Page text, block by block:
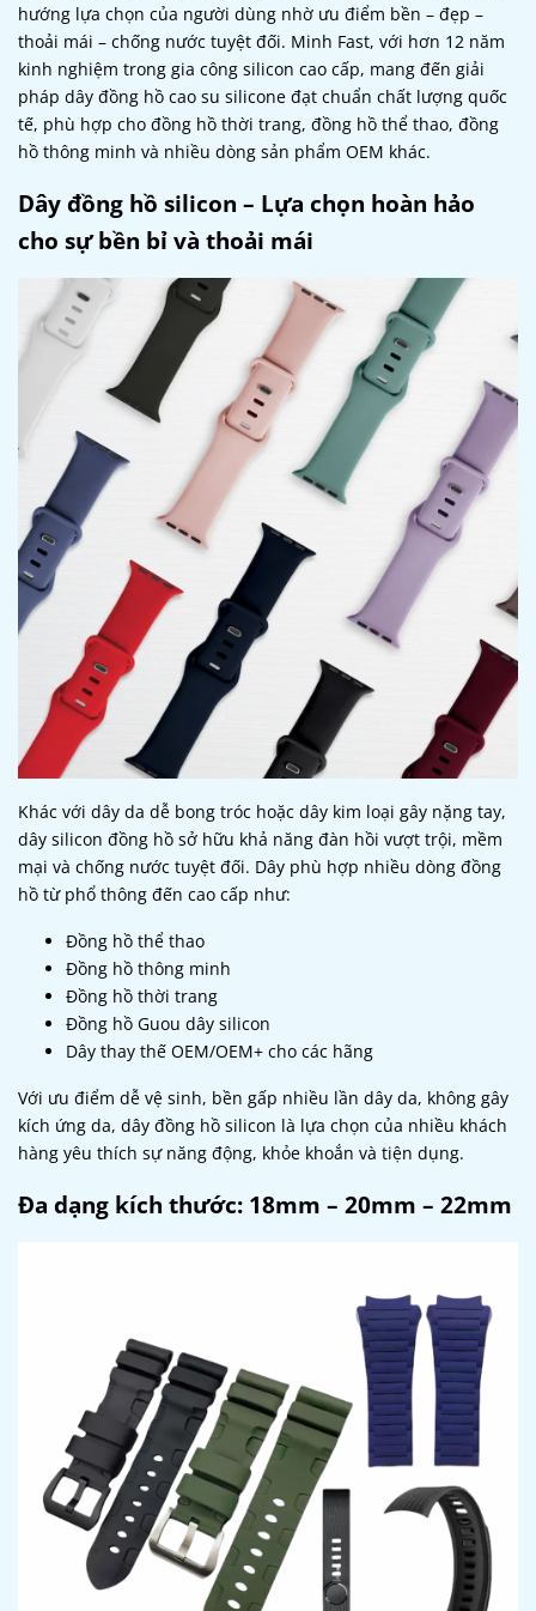
hướng lựa chọn của người dùng nhờ ưu điểm bền – đẹp –
thoải mái – chống nước tuyệt đối. Minh Fast, với hơn 12 năm
kinh nghiệm trong gia công silicon cao cấp, mang đến giải
pháp dây đồng hồ cao su silicone đạt chuẩn chất lượng quốc
tế, phù hợp cho đồng hồ thời trang, đồng hồ thể thao, đồng
hồ thông minh và nhiều dòng sản phẩm OEM khác.
Dây đồng hồ silicon – Lựa chọn hoàn hảo
cho sự bền bỉ và thoải mái
Khác với dây da dễ bong tróc hoặc dây kim loại gây nặng tay,
dây silicon đồng hồ sở hữu khả năng đàn hồi vượt trội, mềm
mại và chống nước tuyệt đối. Dây phù hợp nhiều dòng đồng
hồ từ phổ thông đến cao cấp như:
Đồng hồ thể thao
Đồng hồ thông minh
Đồng hồ thời trang
Đồng hồ Guou dây silicon
Dây thay thế OEM/OEM+ cho các hãng
Với ưu điểm dễ vệ sinh, bền gấp nhiều lần dây da, không gây
kích ứng da, dây đồng hồ silicon là lựa chọn của nhiều khách
hàng yêu thích sự năng động, khỏe khoắn và tiện dụng.
Đa dạng kích thước: 18mm – 20mm – 22mm